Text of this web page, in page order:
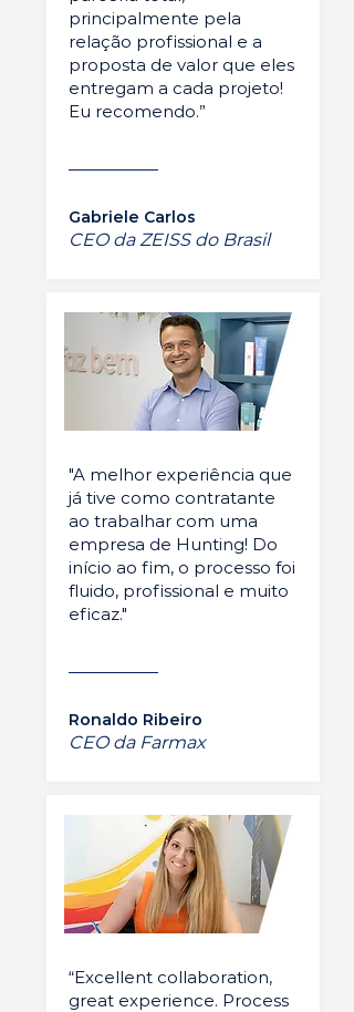
principalmente pela
relação profissional e a
proposta de valor que eles
entregam a cada projeto!
Eu recomendo.”
Gabriele Carlos
CEO da ZEISS do Brasil
"A melhor experiência que
já tive como contratante
ao trabalhar com uma
empresa de Hunting! Do
início ao fim, o processo foi
fluido, profissional e muito
eficaz."
Ronaldo Ribeiro
CEO da Farmax
“Excellent collaboration,
great experience. Process